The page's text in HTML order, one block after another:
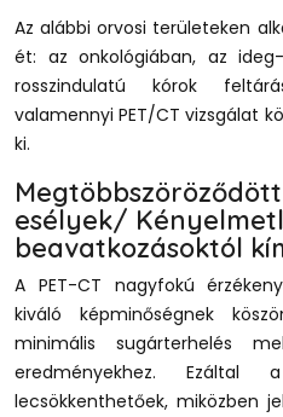
Az alábbi orvosi területeken
ét: az onkológiában, az
rosszindulatú kórok
valamennyi PET/CT vizsgálat
ki.
esélyek/
beavatkozásoktól
A PET-CT nagyfokú
kiváló képminőségnek
minimális sugárterhelés
eredményekhez.
lecsökkenthetőek, miközben